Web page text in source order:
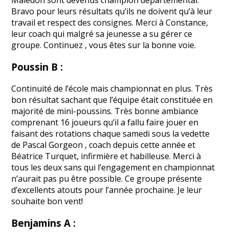
Bravo pour leurs résultats qu’ils ne doivent qu’à leur
travail et respect des consignes. Merci à Constance,
leur coach qui malgré sa jeunesse a su gérer ce
groupe. Continuez , vous êtes sur la bonne voie.
Poussin B :
Continuité de l’école mais championnat en plus. Très
bon résultat sachant que l’équipe était constituée en
majorité de mini-poussins. Très bonne ambiance
comprenant 16 joueurs qu’il a fallu faire jouer en
faisant des rotations chaque samedi sous la vedette
de Pascal Gorgeon , coach depuis cette année et
Béatrice Turquet, infirmière et habilleuse. Merci à
tous les deux sans qui l’engagement en championnat
n’aurait pas pu être possible. Ce groupe présente
d’excellents atouts pour l’année prochaine. Je leur
souhaite bon vent!
Benjamins A :